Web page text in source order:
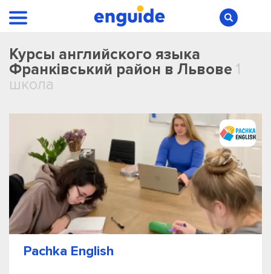
Курсы английского языка
Франківський район в Львове 1
школа
Pachka English